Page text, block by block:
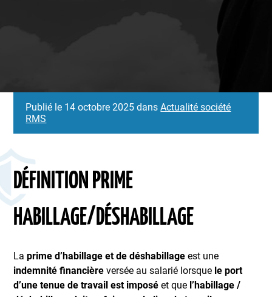
Publié le 14 octobre 2025 dansActualité société
RMS
DÉFINITION PRIME
HABILLAGE/DÉSHABILLAGE
Laprime d’habillage et de déshabillage est une
indemnité financière versée au salarié lorsque le port
d’une tenue de travail est imposé et que l’habillage /